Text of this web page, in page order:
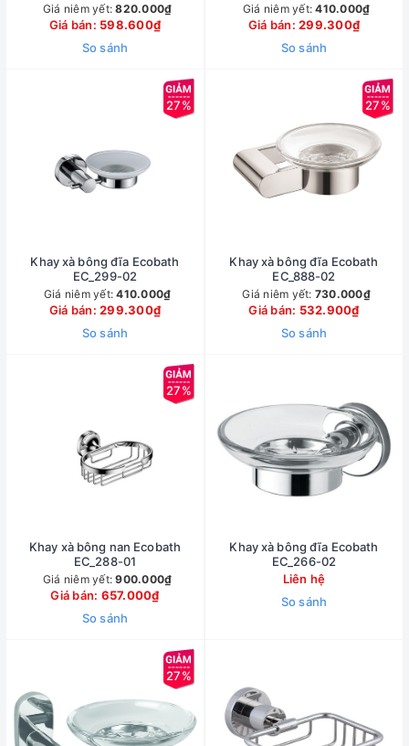
Giá niêm yết:820.000₫
Giá bán: 598.600₫
So sánh
Giá niêm yết:410.000₫
Giá bán:299.300₫
So sánh
27%
Khay xà bông đĩa Ecobath
EC_299-02
Giá niêm yết:410.000₫
Giá bán:299.300₫
So sánh
27%
Khay xà bông đĩa Ecobath
EC_888-02
Giá niêm yết: 730.000₫
Giá bán: 532.900₫
So sánh
27%
Khay xà bông nan Ecobath
EC_288-01
Giá niêm yết:900.000₫
Giá bán: 657.000₫
So sánh
Khay xà bông đĩa Ecobath
EC_266-02
Liên hệ
So sánh
27%